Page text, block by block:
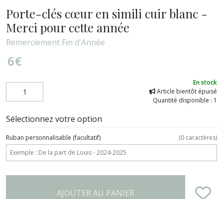
Porte-clés cœur en simili cuir blanc -
Merci pour cette année
Remerciement Fin d'Année
6€
En stock
Article bientôt épuisé
Quantité disponible : 1
Sélectionnez votre option
Ruban personnalisable (facultatif) (0 caractères)
AJOUTER AU PANIER